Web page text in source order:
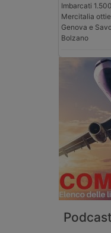
Imbarcati
Mercitalia
Genova e
Bolzano